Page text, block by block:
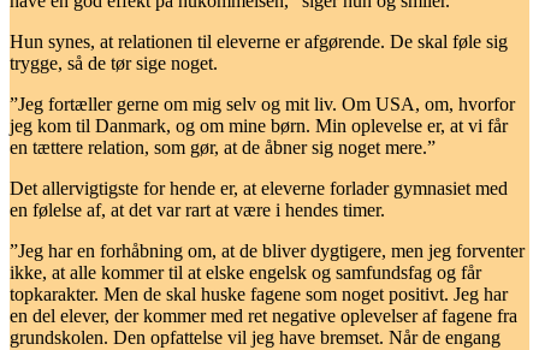
Hun synes, at relationen til eleverne er afgørende. De skal føle sig
trygge, så de tør sige noget.
”Jeg fortæller gerne om mig selv og mit liv. Om USA, om, hvorfor
jeg kom til Danmark, og om mine børn. Min oplevelse er, at vi får
en tættere relation, som gør, at de åbner sig noget mere.”
Det allervigtigste for hende er, at eleverne forlader gymnasiet med
en følelse af, at det var rart at være i hendes timer.
”Jeg har en forhåbning om, at de bliver dygtigere, men jeg forventer
ikke, at alle kommer til at elske engelsk og samfundsfag og får
topkarakter. Men de skal huske fagene som noget positivt. Jeg har
en del elever, der kommer med ret negative oplevelser af fagene fra
grundskolen. Den opfattelse vil jeg have bremset. Når de engang